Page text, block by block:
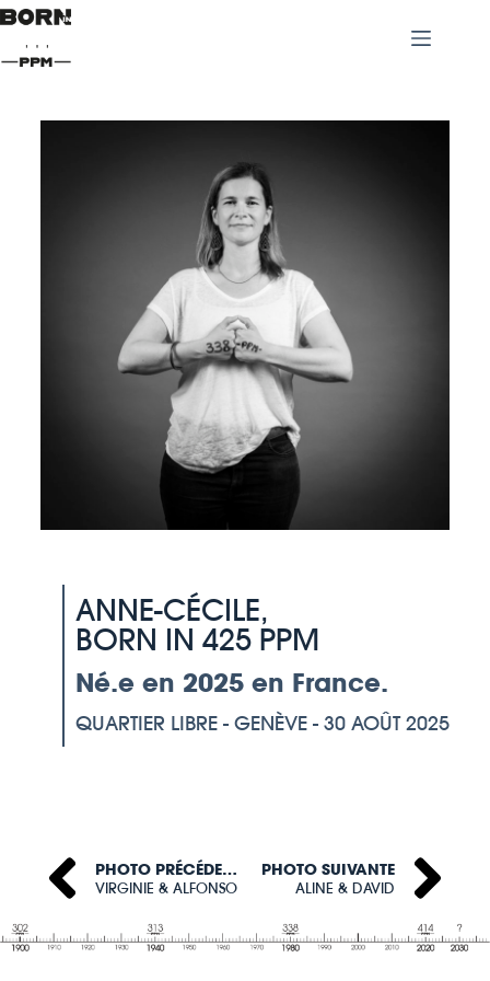
ANNE-CÉCILE,
BORN IN 425 PPM
Né.e en 2025 en France.
QUARTIER LIBRE - GENÈVE - 30 AOÛT 2025
PHOTO PRÉCÉDENTE
VIRGINIE & ALFONSO
PHOTO SUIVANTE
ALINE & DAVID